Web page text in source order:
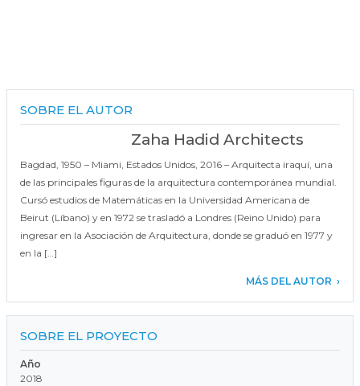
SOBRE EL AUTOR
Zaha Hadid Architects
Bagdad, 1950 – Miami, Estados Unidos, 2016 – Arquitecta iraquí, una
de las principales figuras de la arquitectura contemporánea mundial.
Cursó estudios de Matemáticas en la Universidad Americana de
Beirut (Líbano) y en 1972 se trasladó a Londres (Reino Unido) para
ingresar en la Asociación de Arquitectura, donde se graduó en 1977 y
en la […]
MÁS DEL AUTOR
SOBRE EL PROYECTO
Año
2018